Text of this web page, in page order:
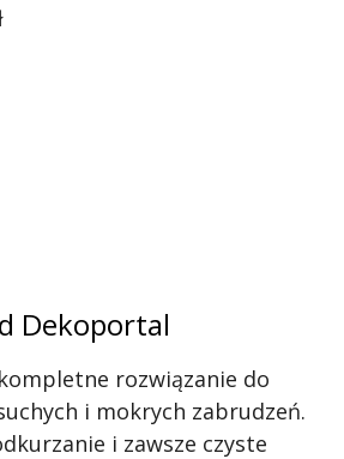
Dekoportal
rozwiązanie do
i mokrych zabrudzeń.
i zawsze czyste